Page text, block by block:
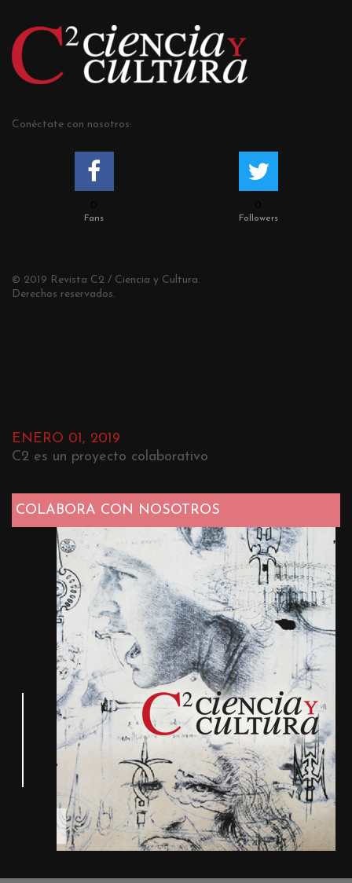
Conéctate con nosotros:
Fans Followers
© 2019 Revista C2 / Ciencia y Cultura.
Derechos reservados.
ENERO 01, 2019
C2 es un proyecto colaborativo
COLABORA CON NOSOTROS